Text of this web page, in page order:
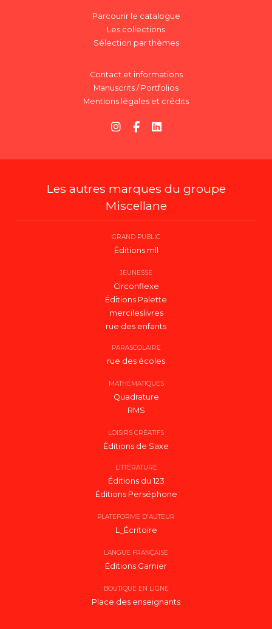
Parcourir le catalogue
Les collections
Sélection par thèmes
Contact et informations
Manuscrits / Portfolios
Mentions légales et crédits
Les autres marques du groupe
Miscellane
GRAND PUBLIC
Éditions mll
JEUNESSE
Circonflexe
Éditions Palette
mercileslivres
rue des enfants
PARASCOLAIRE
rue des écoles
MATHÉMATIQUES
Quadrature
RMS
LOISIRS CRÉATIFS
Éditions de Saxe
LITTÉRATURE
Éditions du 123
Éditions Perséphone
PLATEFORME D'AUTEUR
L_Écritoire
LANGUE FRANÇAISE
Éditions Garnier
BOUTIQUE EN LIGNE
Place des enseignants